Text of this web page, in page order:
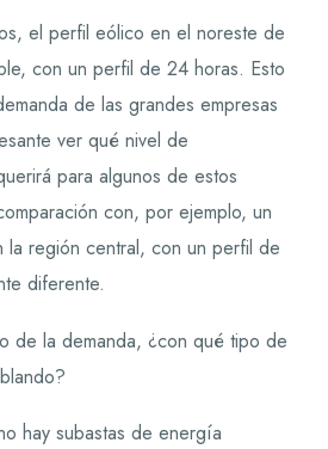
el perfil eólico en el noreste de
con un perfil de 24 horas. Esto
de las grandes empresas
ver qué nivel de
para algunos de estos
con, por ejemplo, un
la región central, con un perfil de
diferente.
de la demanda, ¿con qué tipo de
hay subastas de energía